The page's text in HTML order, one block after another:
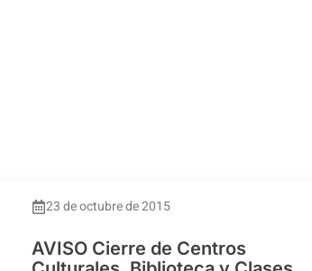
23 de octubre de 2015
AVISO Cierre de Centros